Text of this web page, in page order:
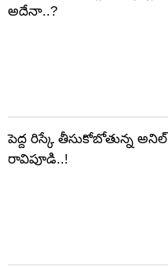
అదేనా..?
పెద్ద రిస్కే తీసుకోబోతున్న అనిల్
రావిపూడి..!